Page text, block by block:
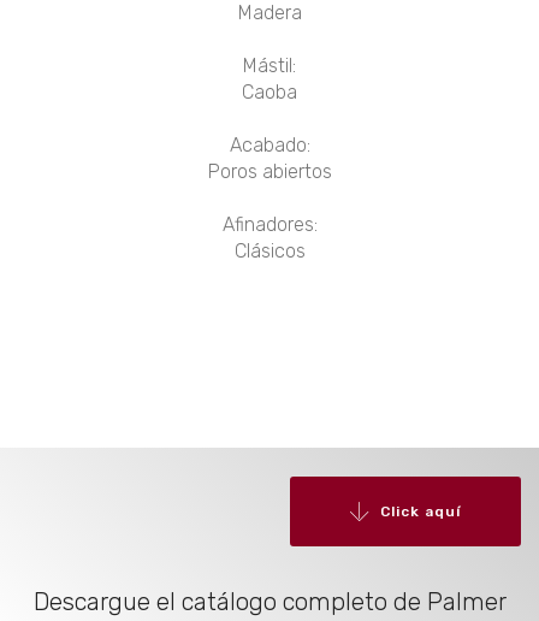
Madera
Mástil:
Caoba
Acabado:
Poros abiertos
Afinadores:
Clásicos
Click aquí
Descargue el catálogo completo de Palmer